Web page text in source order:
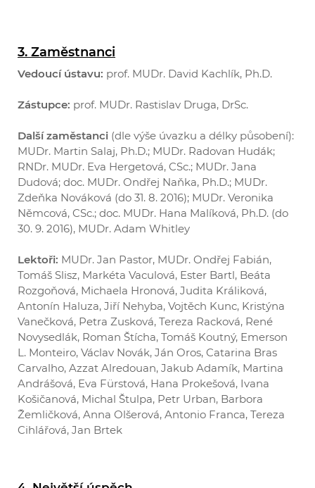
3. Zaměstnanci
Vedoucí ústavu: prof. MUDr. David Kachlík, Ph.D.
Zástupce: prof. MUDr. Rastislav Druga, DrSc.
Další zaměstanci (dle výše úvazku a délky působení):
MUDr. Martin Salaj, Ph.D.; MUDr. Radovan Hudák;
RNDr. MUDr. Eva Hergetová, CSc.; MUDr. Jana
Dudová; doc. MUDr. Ondřej Naňka, Ph.D.; MUDr.
Zdeňka Nováková (do 31. 8. 2016); MUDr. Veronika
Němcová, CSc.; doc. MUDr. Hana Malíková, Ph.D. (do
30. 9. 2016), MUDr. Adam Whitley
Lektoři: MUDr. Jan Pastor, MUDr. Ondřej Fabián,
Tomáš Slisz, Markéta Vaculová, Ester Bartl, Beáta
Rozgoňová, Michaela Hronová, Judita Králiková,
Antonín Haluza, Jiří Nehyba, Vojtěch Kunc, Kristýna
Vanečková, Petra Zusková, Tereza Racková, René
Novysedlák, Roman Štícha, Tomáš Koutný, Emerson
L. Monteiro, Václav Novák, Ján Oros, Catarina Bras
Carvalho, Azzat Alredouan, Jakub Adamík, Martina
Andrášová, Eva Fürstová, Hana Prokešová, Ivana
Košičanová, Michal Štulpa, Petr Urban, Barbora
Žemličková, Anna Olšerová, Antonio Franca, Tereza
Cihlářová, Jan Brtek